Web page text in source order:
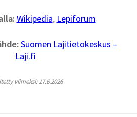
Wikipedia, Lepiforum
Suomen Lajitietokeskus –
Laji.fi
viimeksi: 17.6.2026